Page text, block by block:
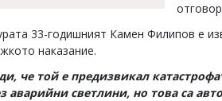
33-годишният Камен Филипов е
наказание.
че той е предизвикал
аварийни светлини, но това са